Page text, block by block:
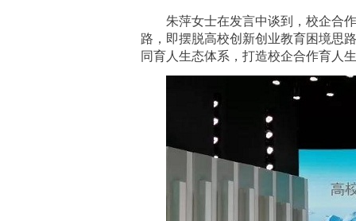
朱萍女士在发言中谈到，校企合
路，即摆脱高校创新创业教育困境思
同育人生态体系，打造校企合作育人